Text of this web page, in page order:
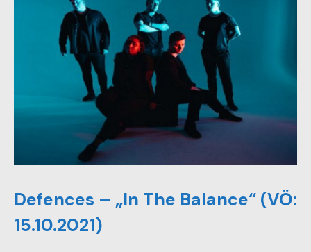
Defences – „In The Balance“ (VÖ:
15.10.2021)